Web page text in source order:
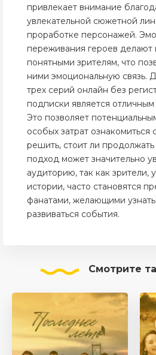
привлекает внимание
увлекательной сюжетной
проработке персонажей.
переживания героев делают
понятными зрителям, что
ними эмоциональную связь.
трех серий онлайн без
подписки является
Это позволяет
особых затрат ознакомиться
решить, стоит ли
подход может значительно
аудиторию, так как зрители,
истории, часто становятся
фанатами, желающими
развиваться события.
Смотрите